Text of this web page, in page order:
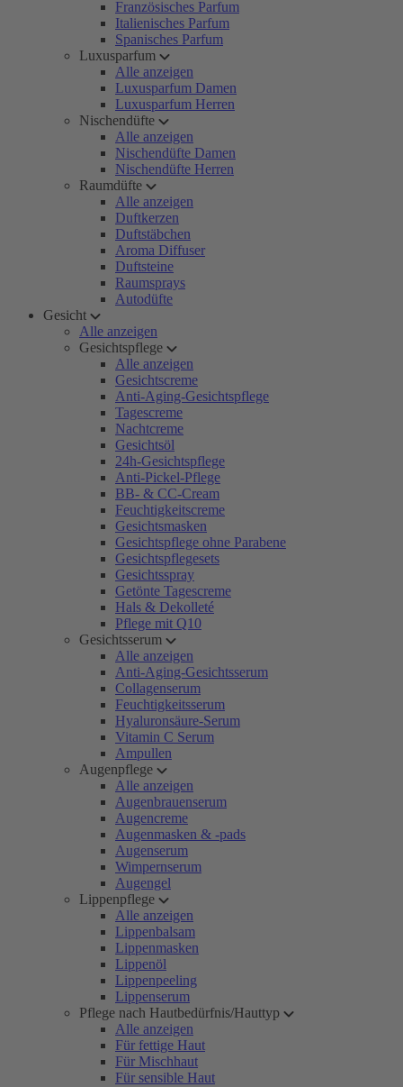
Französisches Parfum
Italienisches Parfum
Spanisches Parfum
Luxusparfum
Alle anzeigen
Luxusparfum Damen
Luxusparfum Herren
Nischendüfte
Alle anzeigen
Nischendüfte Damen
Nischendüfte Herren
Raumdüfte
Alle anzeigen
Duftkerzen
Duftstäbchen
Aroma Diffuser
Duftsteine
Raumsprays
Autodüfte
Gesicht
Alle anzeigen
Gesichtspflege
Alle anzeigen
Gesichtscreme
Anti-Aging-Gesichtspflege
Tagescreme
Nachtcreme
Gesichtsöl
24h-Gesichtspflege
Anti-Pickel-Pflege
BB- & CC-Cream
Feuchtigkeitscreme
Gesichtsmasken
Gesichtspflege ohne Parabene
Gesichtspflegesets
Gesichtsspray
Getönte Tagescreme
Hals & Dekolleté
Pflege mit Q10
Gesichtsserum
Alle anzeigen
Anti-Aging-Gesichtsserum
Collagenserum
Feuchtigkeitsserum
Hyaluronsäure-Serum
Vitamin C Serum
Ampullen
Augenpflege
Alle anzeigen
Augenbrauenserum
Augencreme
Augenmasken & -pads
Augenserum
Wimpernserum
Augengel
Lippenpflege
Alle anzeigen
Lippenbalsam
Lippenmasken
Lippenöl
Lippenpeeling
Lippenserum
Pflege nach Hautbedürfnis/Hauttyp
Alle anzeigen
Für fettige Haut
Für Mischhaut
Für sensible Haut